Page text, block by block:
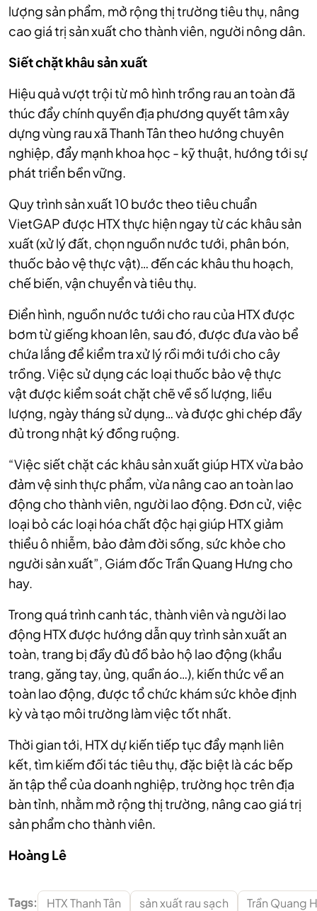
lượng sản phẩm, mở rộng thị trường tiêu thụ, nâng
cao giá trị sản xuất cho thành viên, người nông dân.
Siết chặt khâu sản xuất
Hiệu quả vượt trội từ mô hình trồng rau an toàn đã
thúc đẩy chính quyền địa phương quyết tâm xây
dựng vùng rau xã Thanh Tân theo hướng chuyên
nghiệp, đẩy mạnh khoa học - kỹ thuật, hướng tới sự
phát triển bền vững.
Quy trình sản xuất 10 bước theo tiêu chuẩn
VietGAP được HTX thực hiện ngay từ các khâu sản
xuất (xử lý đất, chọn nguồn nước tưới, phân bón,
thuốc bảo vệ thực vật)… đến các khâu thu hoạch,
chế biến, vận chuyển và tiêu thụ.
Điển hình, nguồn nước tưới cho rau của HTX được
bơm từ giếng khoan lên, sau đó, được đưa vào bể
chứa lắng để kiểm tra xử lý rồi mới tưới cho cây
trồng. Việc sử dụng các loại thuốc bảo vệ thực
vật được kiểm soát chặt chẽ về số lượng, liều
lượng, ngày tháng sử dụng… và được ghi chép đầy
đủ trong nhật ký đồng ruộng.
“Việc siết chặt các khâu sản xuất giúp HTX vừa bảo
đảm vệ sinh thực phẩm, vừa nâng cao an toàn lao
động cho thành viên, người lao động. Đơn cử, việc
loại bỏ các loại hóa chất độc hại giúp HTX giảm
thiểu ô nhiễm, bảo đảm đời sống, sức khỏe cho
người sản xuất”, Giám đốc Trần Quang Hưng cho
hay.
Trong quá trình canh tác, thành viên và người lao
động HTX được hướng dẫn quy trình sản xuất an
toàn, trang bị đầy đủ đồ bảo hộ lao động (khẩu
trang, găng tay, ủng, quần áo…), kiến thức về an
toàn lao động, được tổ chức khám sức khỏe định
kỳ và tạo môi trường làm việc tốt nhất.
Thời gian tới, HTX dự kiến tiếp tục đẩy mạnh liên
kết, tìm kiếm đối tác tiêu thụ, đặc biệt là các bếp
ăn tập thể của doanh nghiệp, trường học trên địa
bàn tỉnh, nhằm mở rộng thị trường, nâng cao giá trị
sản phẩm cho thành viên.
Hoàng Lê
Tags: HTX Thanh Tân sản xuất rau sạch Trần Quang